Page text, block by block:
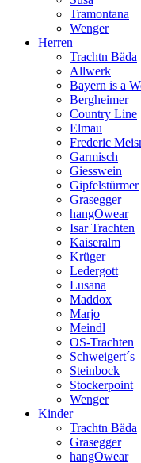
Tramontana
Wenger
Herren
Trachtn Bäda
Allwerk
Bayern is a
Bergheimer
Country Line
Elmau
Frederic
Garmisch
Giesswein
Gipfelstürmer
Grasegger
hangOwear
Isar Trachten
Kaiseralm
Krüger
Ledergott
Lusana
Maddox
Marjo
Meindl
OS-Trachten
Schweigert´s
Steinbock
Stockerpoint
Wenger
Kinder
Trachtn Bäda
Grasegger
hangOwear